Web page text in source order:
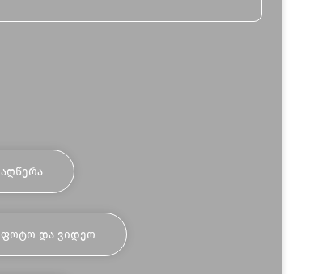
ᲐᲦᲬᲔᲠᲐ
ᲤᲝᲢᲝ ᲓᲐ ᲕᲘᲓᲔᲝ